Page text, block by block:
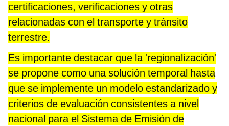
certificaciones, verificaciones y otras
relacionadas con el transporte y tránsito
terrestre.
Es importante destacar que la 'regionalización'
se propone como una solución temporal hasta
que se implemente un modelo estandarizado y
criterios de evaluación consistentes a nivel
nacional para el Sistema de Emisión de